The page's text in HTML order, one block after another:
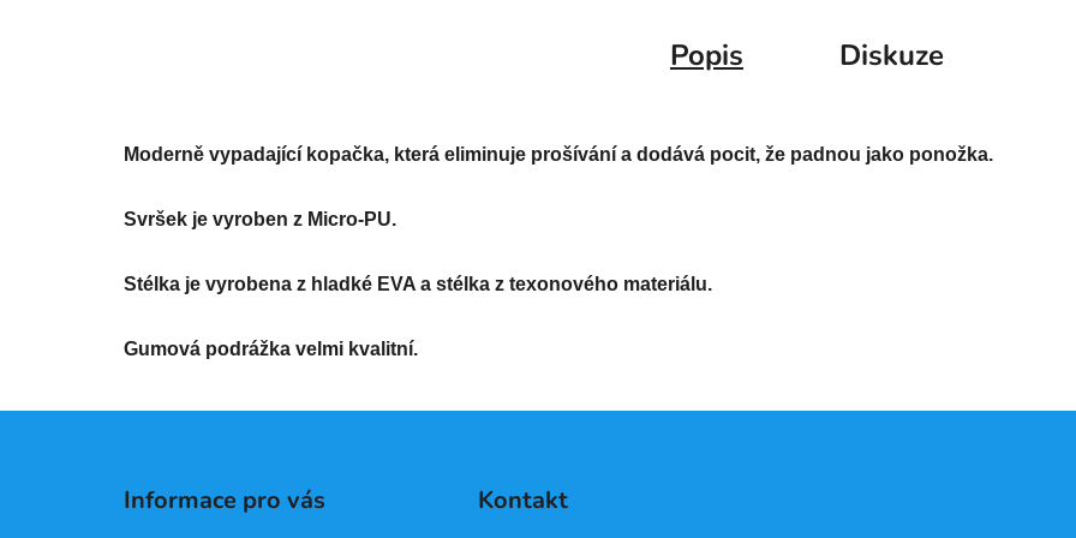
Popis Diskuze
Moderně vypadající kopačka, která eliminuje prošívání a dodává pocit, že padnou jako ponožka.
Svršek je vyroben z Micro-PU.
Stélka je vyrobena z hladké EVA a stélka z texonového materiálu.
Gumová podrážka velmi kvalitní.
Informace pro vás Kontakt